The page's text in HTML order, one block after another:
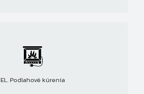
EL. Podlahové kúrenia